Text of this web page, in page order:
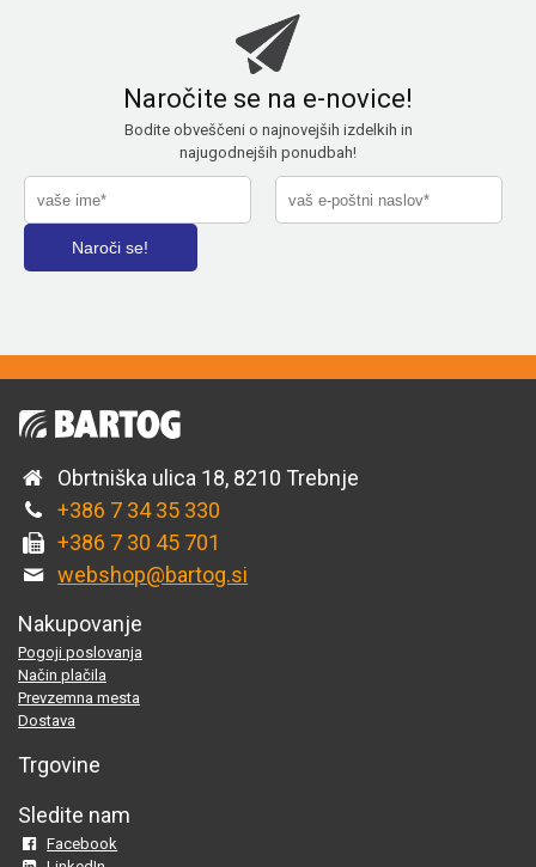
Naročite se na e-novice!
Bodite obveščeni o najnovejših izdelkih in
najugodnejših ponudbah!
Obrtniška ulica 18, 8210 Trebnje
+386 7 34 35 330
+386 7 30 45 701
webshop@bartog.si
Nakupovanje
Pogoji poslovanja
Način plačila
Prevzemna mesta
Dostava
Trgovine
Sledite nam
Facebook